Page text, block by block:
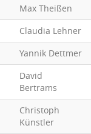
Max Theißen
Claudia Lehner
Yannik Dettmer
David
Bertrams
Christoph
Künstler